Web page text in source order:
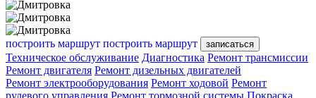
построить маршрут построить маршрут записаться
Техническое обслуживание Диагностика Ремонт трансмиссии
Ремонт двигателя Ремонт дизельных двигателей
Ремонт электрооборудования Ремонт ходовой Ремонт
рулевого управления Ремонт тормозной системы Покраска